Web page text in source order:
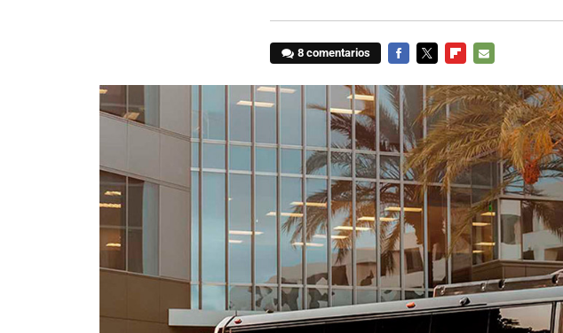
8 comentarios
MAIL